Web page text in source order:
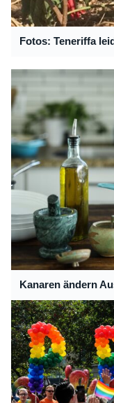
Fotos: Teneriffa
Kanaren ändern